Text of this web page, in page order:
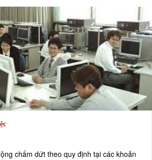
chấm dứt theo quy định tại các khoản